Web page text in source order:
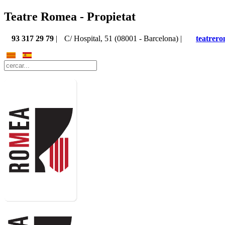
Teatre Romea - Propietat
93 317 29 79 | C/ Hospital, 51 (08001 - Barcelona) |